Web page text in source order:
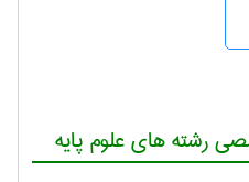
رشته های علوم پایه